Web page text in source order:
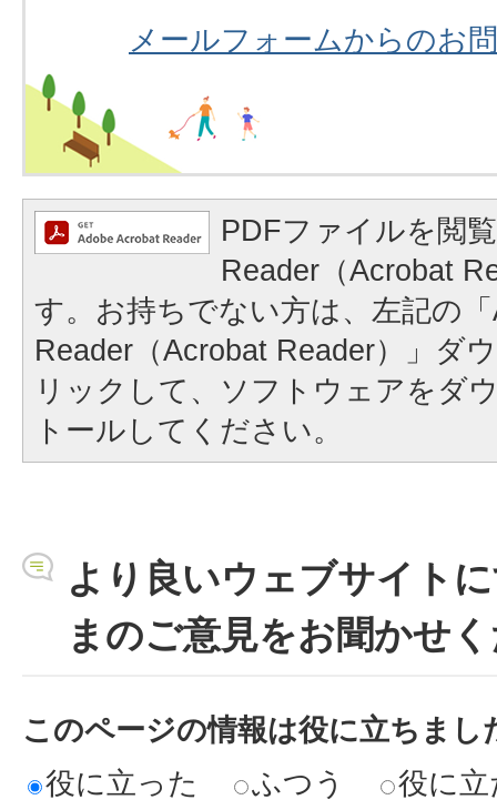
メールフォームからのお
PDFファイルを閲
Reader（Acrobat
す。お持ちでない方は、左記の
Reader（Acrobat Reader）」ダ
リックして、ソフトウェアをダ
トールしてください。
より良いウェブサイト
まのご意見をお聞かせ
このページの情報は役に立ちまし
役に立った
ふつう 役に